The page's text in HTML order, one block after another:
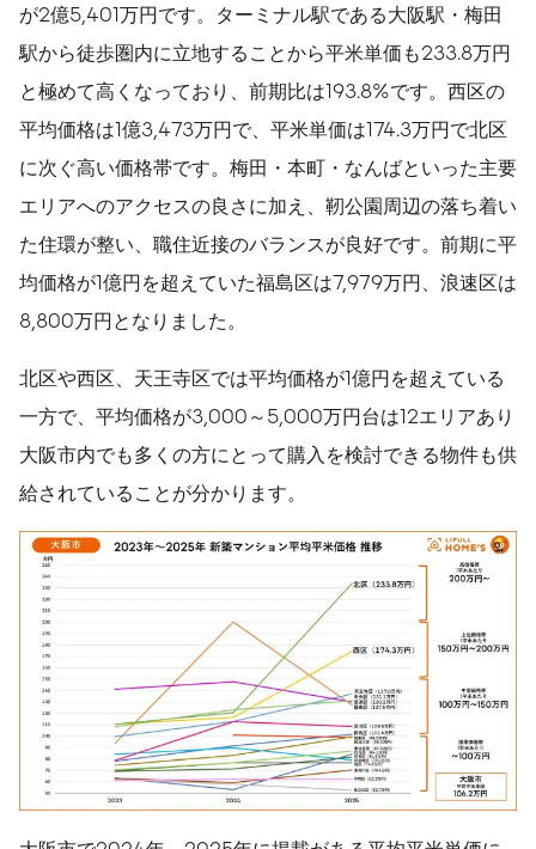
が2億5,401万円です。ターミナル駅である大阪駅・梅田
駅から徒歩圏内に立地することから平米単価も233.8万円
と極めて高くなっており、前期比は193.8%です。西区の
平均価格は1億3,473万円で、平米単価は174.3万円で北区
に次ぐ高い価格帯です。梅田・本町・なんばといった主要
エリアへのアクセスの良さに加え、靭公園周辺の落ち着い
た住環が整い、職住近接のバランスが良好です。前期に平
均価格が1億円を超えていた福島区は7,979万円、浪速区は
8,800万円となりました。
北区や西区、天王寺区では平均価格が1億円を超えている
一方で、平均価格が3,000～5,000万円台は12エリアあり
大阪市内でも多くの方にとって購入を検討できる物件も供
給されていることが分かります。